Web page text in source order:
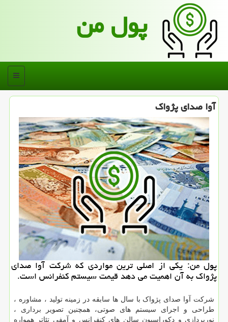
پول من
منو
آوا صدای پژواك
پول من: یكی از اصلی ترین مواردی كه شركت آوا صدای
پژواك به آن اهمیت می دهد قیمت سیستم كنفرانس است.
شرکت آوا صدای پژواک با سال ها سابقه در زمینه تولید ، مشاوره ،
طراحی و اجرای سیستم های صوتی، همچنین تصویر برداری ،
نورپردازی و دکوراسیون سالن های کنفرانس و آمفی تئاتر همواره